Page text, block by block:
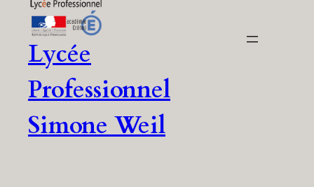
Lycée
Professionnel
Simone Weil